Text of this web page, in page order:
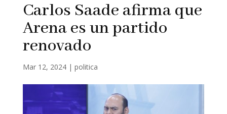
Carlos Saade afirma que
Arena es un partido
renovado
Mar 12, 2024| politica